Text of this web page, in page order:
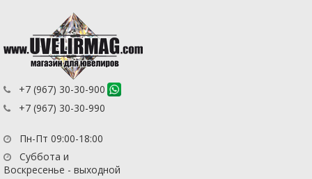
+7 (967) 30-30-900
+7 (967) 30-30-990
Пн-Пт 09:00-18:00
Суббота и
Воскресенье - выходной